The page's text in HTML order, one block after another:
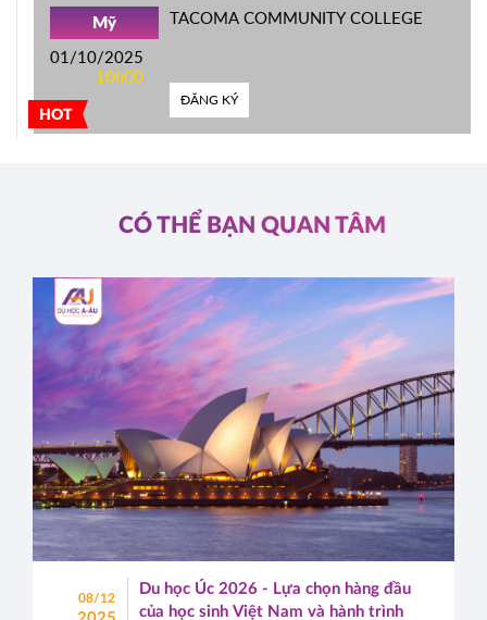
HOT
Mỹ
01/10/2025
10h00
TACOMA COMMUNITY COLLEGE
ĐĂNG KÝ
CÓ THỂ BẠN QUAN TÂM
08/12
Du học Úc 2026 - Lựa chọn hàng đầu
của học sinh Việt Nam và hành trình